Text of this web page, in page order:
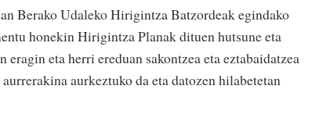
Berako Udaleko Hirigintza Batzordeak egindako
honekin Hirigintza Planak dituen hutsune eta
eta herri ereduan sakontzea eta eztabaidatzea
aurkeztuko da eta datozen hilabetetan